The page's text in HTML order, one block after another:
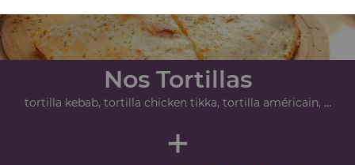
Nos Tortillas
tortilla kebab, tortilla chicken tikka, tortilla américain, ...
+